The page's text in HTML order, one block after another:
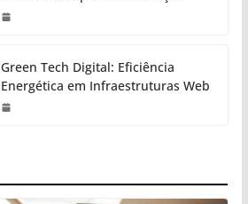
Green Tech Digital: Eficiência
Energética em Infraestruturas Web